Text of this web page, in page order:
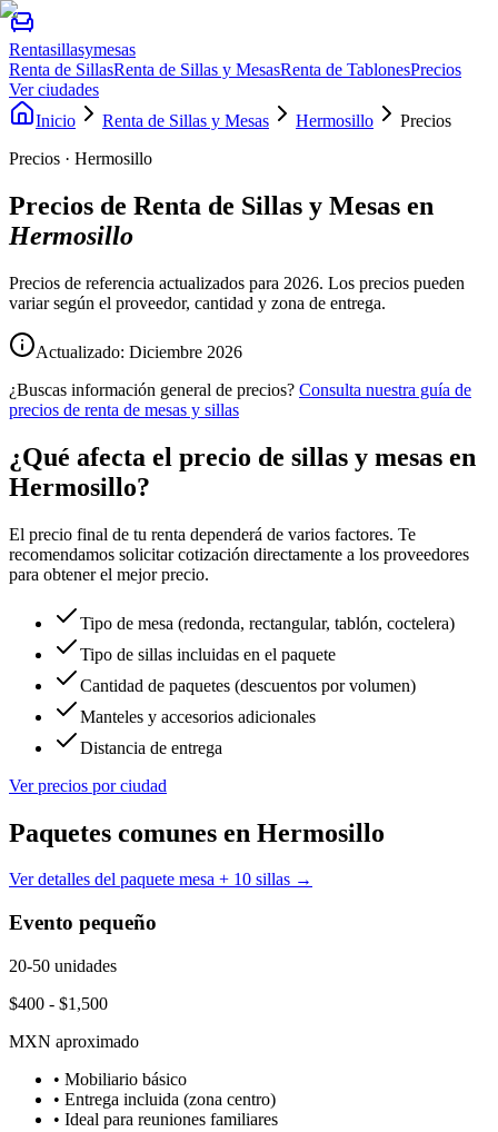
Rentasillasymesas
Renta de SillasRenta de Sillas y MesasRenta de TablonesPrecios
Ver ciudades
Inicio
Renta de Sillas y Mesas Hermosillo
Precios
Precios · Hermosillo
Precios de Renta de Sillas y Mesas en
Hermosillo
Precios de referencia actualizados para 2026. Los precios pueden
variar según el proveedor, cantidad y zona de entrega.
Actualizado: Diciembre 2026
¿Buscas información general de precios? Consulta nuestra guía de
precios de renta de mesas y sillas
¿Qué afecta el precio de sillas y mesas en
Hermosillo?
El precio final de tu renta dependerá de varios factores. Te
recomendamos solicitar cotización directamente a los proveedores
para obtener el mejor precio.
Tipo de mesa (redonda, rectangular, tablón, coctelera)
Tipo de sillas incluidas en el paquete
Cantidad de paquetes (descuentos por volumen)
Manteles y accesorios adicionales
Distancia de entrega
Ver precios por ciudad
Paquetes comunes en Hermosillo
Ver detalles del paquete mesa + 10 sillas →
Evento pequeño
20-50 unidades
$400 - $1,500
MXN aproximado
• Mobiliario básico
• Entrega incluida (zona centro)
• Ideal para reuniones familiares